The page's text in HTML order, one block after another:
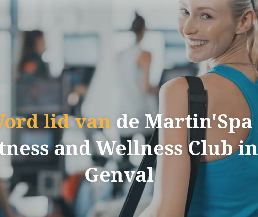
lid van de Martin'Spa
and Wellness Club in
Genval